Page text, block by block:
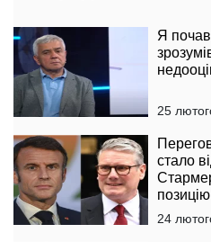
Я почав
25
стало
24